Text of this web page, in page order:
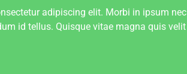
adipiscing elit. Morbi in ipsum nec
id tellus. Quisque vitae magna quis velit